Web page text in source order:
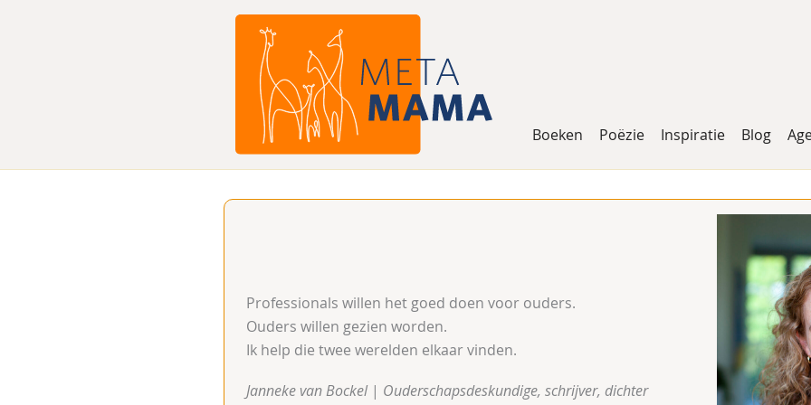
Boeken Poëzie Inspiratie Blog
Professionals willen het goed doen voor ouders.
Ouders willen gezien worden.
Ik help die twee werelden elkaar vinden.
Janneke van Bockel| Ouderschapsdeskundige, schrijver, dichter